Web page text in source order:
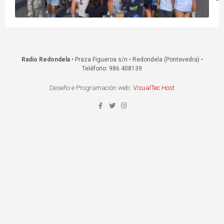
Radio Redondela• Praza Figueroa s/n • Redondela (Pontevedra) •
Teléfono: 986 408139
Deseño e Programación web: VisualTec Host